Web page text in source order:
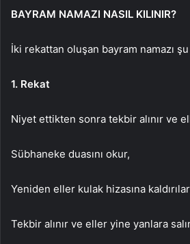
BAYRAM NAMAZI NASIL KILINIR?
İki rekattan oluşan bayram namazı şu
1. Rekat
Niyet ettikten sonra tekbir alınır ve
Sübhaneke duasını okur,
Yeniden eller kulak hizasına
Tekbir alınır ve eller yine yanlara